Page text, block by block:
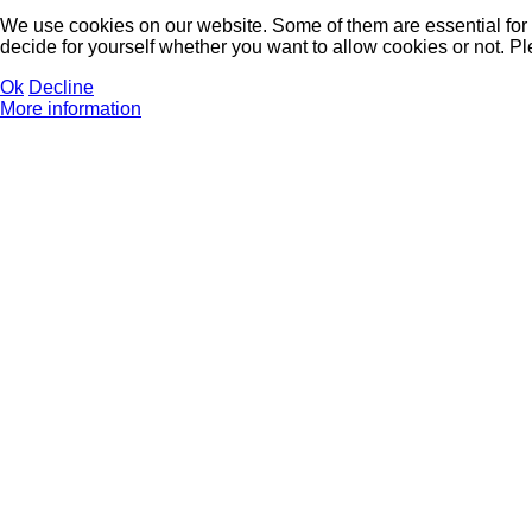
We use cookies on our website. Some of them are essential
decide for yourself whether you want to allow cookies or not.
Ok Decline
More information